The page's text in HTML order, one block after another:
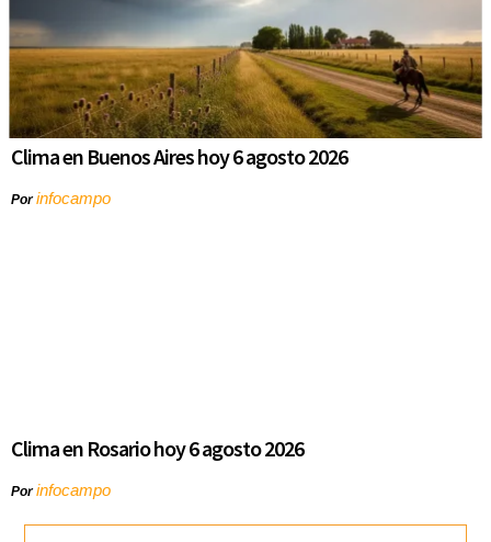
Clima en Buenos Aires hoy 6 agosto 2026
Porinfocampo
Clima en Rosario hoy 6 agosto 2026
Porinfocampo